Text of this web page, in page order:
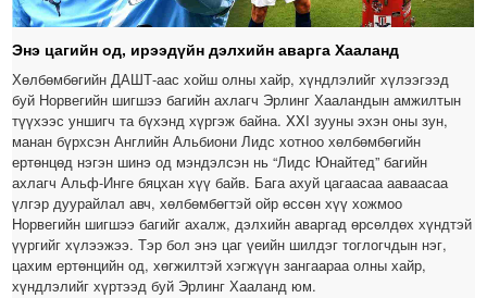
Энэ цагийн од, ирээдүйн дэлхийн аварга Хааланд
Хөлбөмбөгийн ДАШТ-аас хойш олны хайр, хүндлэлийг хүлээгээд
буй Норвегийн шигшээ багийн ахлагч Эрлинг Хааландын амжилтын
түүхээс уншигч та бүхэнд хүргэж байна. XXI зууны эхэн оны зун,
манан бүрхсэн Английн Альбиони Лидс хотноо хөлбөмбөгийн
ертөнцөд нэгэн шинэ од мэндэлсэн нь “Лидс Юнайтед” багийн
ахлагч Альф-Инге бяцхан хүү байв. Бага ахуй цагаасаа ааваасаа
үлгэр дуурайлал авч, хөлбөмбөгтэй ойр өссөн хүү хожмоо
Норвегийн шигшээ багийг ахалж, дэлхийн аваргад өрсөлдөх хүндтэй
үүргийг хүлээжээ. Тэр бол энэ цаг үеийн шилдэг тоглогчдын нэг,
цахим ертөнцийн од, хөгжилтэй хэгжүүн зангаараа олны хайр,
хүндлэлийг хүртээд буй Эрлинг Хааланд юм.